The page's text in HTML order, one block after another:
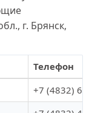
г. Брянск,
Телефон
+7 (4832)